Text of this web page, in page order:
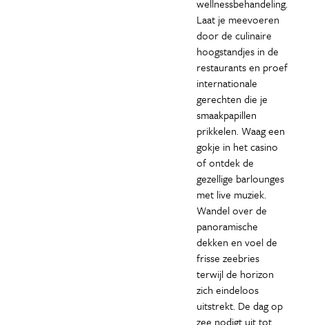
wellnessbehandeling.
Laat je meevoeren
door de culinaire
hoogstandjes in de
restaurants en proef
internationale
gerechten die je
smaakpapillen
prikkelen. Waag een
gokje in het casino
of ontdek de
gezellige barlounges
met live muziek.
Wandel over de
panoramische
dekken en voel de
frisse zeebries
terwijl de horizon
zich eindeloos
uitstrekt. De dag op
zee nodigt uit tot